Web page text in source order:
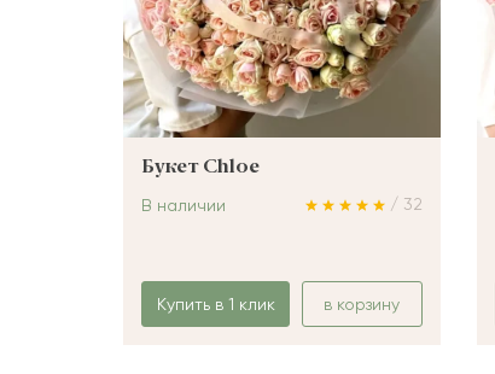
Букет Chloe
/ 32
В наличии
Купить в 1 клик в корзину